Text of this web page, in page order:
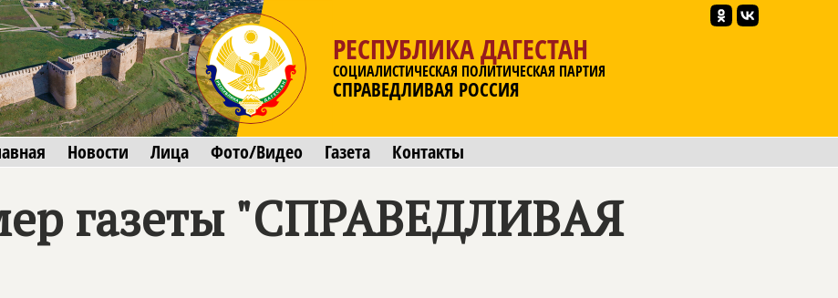
РЕСПУБЛИКА ДАГЕСТАН
СОЦИАЛИСТИЧЕСКАЯ ПОЛИТИЧЕСКАЯ ПАРТИЯ
СПРАВЕДЛИВАЯ РОССИЯ
Новости Лица Фото/Видео Газета Контакты
газеты "СПРАВЕДЛИВАЯ